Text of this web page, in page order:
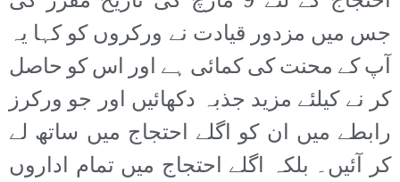
جس میں مزدور قیادت نے ورکروں کو کہا یہ
آپ کے محنت کی کمائی ہے اور اس کو حاصل
کر نے کیلئے مزید جذبہ دکھائیں اور جو ورکرز
رابطے میں ان کو اگلے احتجاج میں ساتھ لے
کر آئیں۔ بلکہ اگلے احتجاج میں تمام اداروں